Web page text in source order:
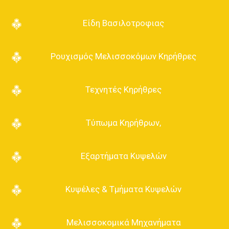
Είδη Βασιλοτροφιας
Ρουχισμός Μελισσοκόμων Κηρήθρες
Τεχνητές Κηρήθρες
Τύπωμα Κηρήθρων,
Εξαρτήματα Κυψελών
Κυψέλες & Τμήματα Κυψελών
Μελισσοκομικά Μηχανήματα